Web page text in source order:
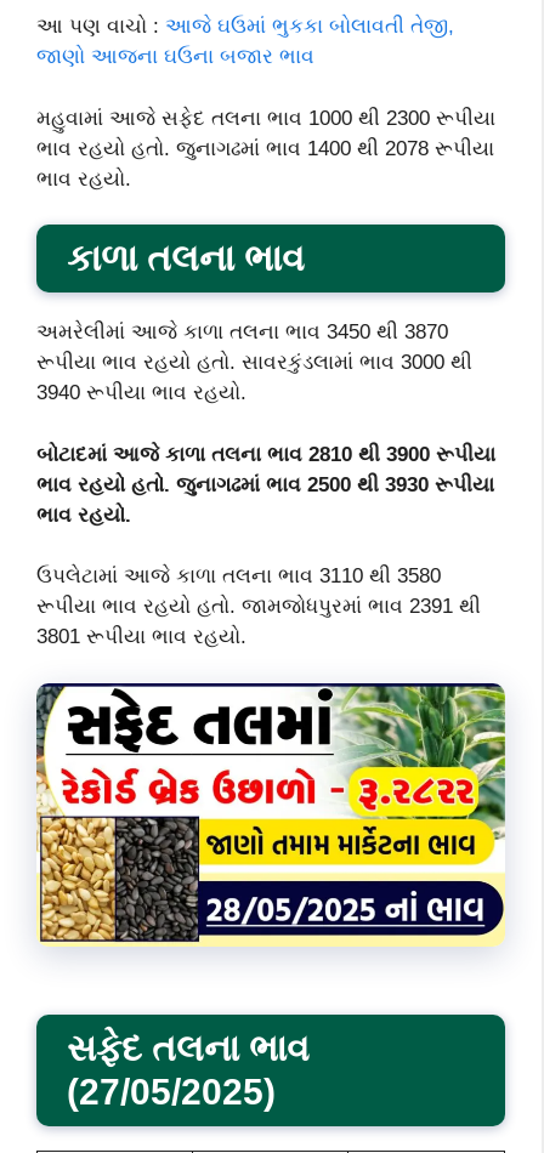
આ પણ વાચો : આજે ઘઉમાં ભુકકા બોલાવતી તેજી,
જાણો આજના ઘઉના બજાર ભાવ
મહુવામાં આજે સફેદ તલના ભાવ 1000 થી 2300 રૂપીયા
ભાવ રહયો હતો. જુનાગઢમાં ભાવ 1400 થી 2078 રૂપીયા
ભાવ રહયો.
કાળા તલના ભાવ
અમરેલીમાં આજે કાળા તલના ભાવ 3450 થી 3870
રૂપીયા ભાવ રહયો હતો. સાવરકુંડલામાં ભાવ 3000 થી
3940 રૂપીયા ભાવ રહયો.
બોટાદમાં આજે કાળા તલના ભાવ 2810 થી 3900 રૂપીયા
ભાવ રહયો હતો. જુનાગઢમાં ભાવ 2500 થી 3930 રૂપીયા
ભાવ રહયો.
ઉપલેટામાં આજે કાળા તલના ભાવ 3110 થી 3580
રૂપીયા ભાવ રહયો હતો. જામજોધપુરમાં ભાવ 2391 થી
3801 રૂપીયા ભાવ રહયો.
સફેદ તલના ભાવ
(27/05/2025)